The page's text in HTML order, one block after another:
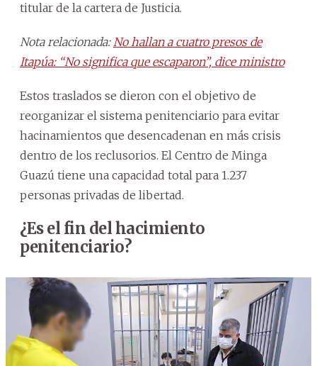
titular de la cartera de Justicia.
Nota relacionada:No hallan a cuatro presos de
Itapúa: “No significa que escaparon”, dice ministro
Estos traslados se dieron con el objetivo de
reorganizar el sistema penitenciario para evitar
hacinamientos que desencadenan en más crisis
dentro de los reclusorios. El Centro de Minga
Guazú tiene una capacidad total para 1.237
personas privadas de libertad.
¿Es el fin del hacimiento
penitenciario?